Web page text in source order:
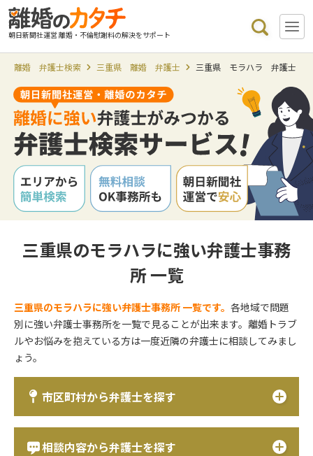
朝日新聞社運営 離婚・不倫慰謝料の解決をサポート
離婚 弁護士検索 三重県 離婚 弁護士 三重県 モラハラ 弁護士
三重県のモラハラに強い弁護士事務
所 一覧
三重県のモラハラに強い弁護士事務所 一覧です。各地域で問題
別に強い弁護士事務所を一覧で見ることが出来ます。離婚トラブ
ルやお悩みを抱えている方は一度近隣の弁護士に相談してみまし
ょう。
市区町村から弁護士を探す
相談内容から弁護士を探す